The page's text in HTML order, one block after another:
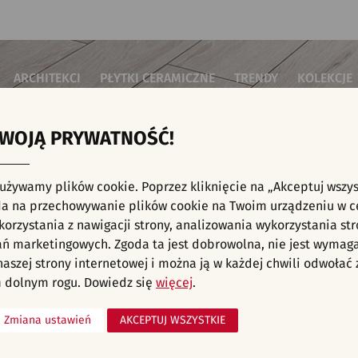
ARCHITEKCI PŁYTKI CERAMICZNE TRENDY KOLEKCJE
do sypialni
kuchenne
łazienkowe
na schody
na taras
komercyjne
Płytki ścienne
Płytki cegiełki
Płytki drewnopodobne
Płytki heksagonalne
Płytki jodełka
Płytki kamienne
Płytki kolorowe
Płytki
Płytki we
KAFELKI - PŁYTKI PODŁOGOWE,
aranżacji spełniających wybrane filtry. Przejdź do pełnejoferty
PRYWATNOŚĆ!
plików cookie. Poprzez kliknięcie na „Akceptuj
na przechowywanie plików cookie na Twoim urządzeniu w
z nawigacji strony, analizowania wykorzystania
marketingowych. Zgoda ta jest dobrowolna, nie jest
strony internetowej i można ją w każdej chwili odwołać
dolnym rogu. Dowiedz się więcej.
Zmiana ustawień AKCEPTUJ WSZYSTKIE